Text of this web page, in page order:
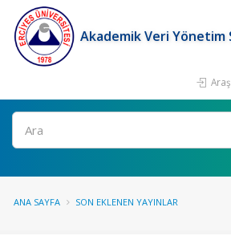
Akademik Veri Yönetim
Ara
ANA SAYFA SON EKLENEN YAYINLAR